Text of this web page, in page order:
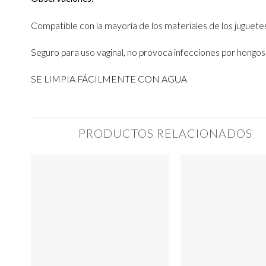
Compatible con la mayoría de los materiales de los
Seguro para uso vaginal, no provoca infecciones por
SE LIMPIA FÁCILMENTE CON AGUA
PRODUCTOS RELACIONADOS